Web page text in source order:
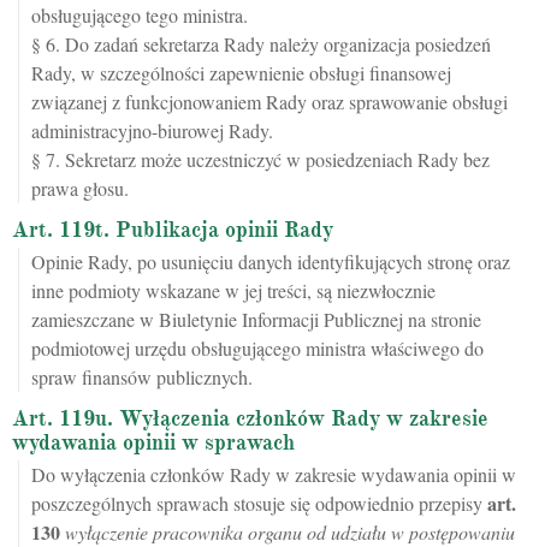
obsługującego tego ministra.
§ 6. Do zadań sekretarza Rady należy organizacja posiedzeń
Rady, w szczególności zapewnienie obsługi finansowej
związanej z funkcjonowaniem Rady oraz sprawowanie obsługi
administracyjno-biurowej Rady.
§ 7. Sekretarz może uczestniczyć w posiedzeniach Rady bez
prawa głosu.
Art. 119t. Publikacja opinii Rady
Opinie Rady, po usunięciu danych identyfikujących stronę oraz
inne podmioty wskazane w jej treści, są niezwłocznie
zamieszczane w Biuletynie Informacji Publicznej na stronie
podmiotowej urzędu obsługującego ministra właściwego do
spraw finansów publicznych.
Art. 119u. Wyłączenia członków Rady w zakresie
wydawania opinii w sprawach
Do wyłączenia członków Rady w zakresie wydawania opinii w
poszczególnych sprawach stosuje się odpowiednio przepisyart.
130wyłączenie pracownika organu od udziału w postępowaniu